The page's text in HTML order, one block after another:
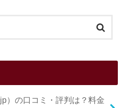
）の口コミ・評判は？料金